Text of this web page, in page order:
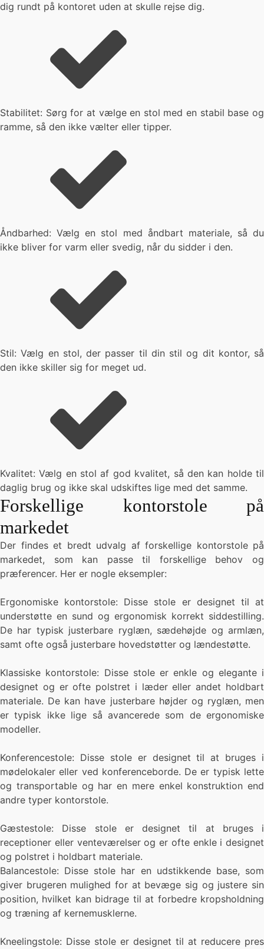
dig rundt på kontoret uden at skulle rejse dig.
Stabilitet: Sørg for at vælge en stol med en stabil base og
ramme, så den ikke vælter eller tipper.
Åndbarhed: Vælg en stol med åndbart materiale, så du
ikke bliver for varm eller svedig, når du sidder i den.
Stil: Vælg en stol, der passer til din stil og dit kontor, så
den ikke skiller sig for meget ud.
Kvalitet: Vælg en stol af god kvalitet, så den kan holde til
daglig brug og ikke skal udskiftes lige med det samme.
Forskellige kontorstole på
markedet
Der findes et bredt udvalg af forskellige kontorstole på
markedet, som kan passe til forskellige behov og
præferencer. Her er nogle eksempler:
Ergonomiske kontorstole: Disse stole er designet til at
understøtte en sund og ergonomisk korrekt siddestilling.
De har typisk justerbare ryglæn, sædehøjde og armlæn,
samt ofte også justerbare hovedstøtter og lændestøtte.
Klassiske kontorstole: Disse stole er enkle og elegante i
designet og er ofte polstret i læder eller andet holdbart
materiale. De kan have justerbare højder og ryglæn, men
er typisk ikke lige så avancerede som de ergonomiske
modeller.
Konferencestole: Disse stole er designet til at bruges i
mødelokaler eller ved konferenceborde. De er typisk lette
og transportable og har en mere enkel konstruktion end
andre typer kontorstole.
Gæstestole: Disse stole er designet til at bruges i
receptioner eller venteværelser og er ofte enkle i designet
og polstret i holdbart materiale.
Balancestole: Disse stole har en udstikkende base, som
giver brugeren mulighed for at bevæge sig og justere sin
position, hvilket kan bidrage til at forbedre kropsholdning
og træning af kernemusklerne.
Kneelingstole: Disse stole er designet til at reducere pres